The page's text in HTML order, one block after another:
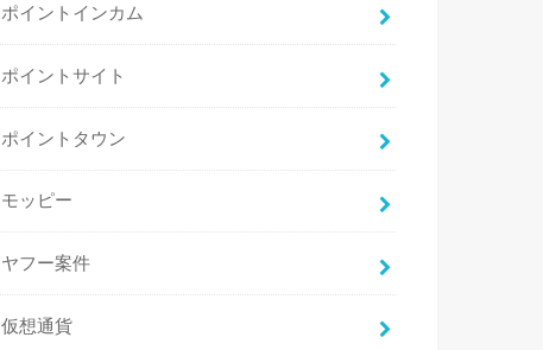
ポイントインカム
ポイントサイト
ポイントタウン
モッピー
ヤフー案件
仮想通貨